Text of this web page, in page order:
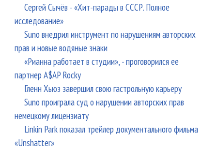
Сергей Сычёв - «Хит-парады в СССР. Полное
исследование»
Suno внедрил инструмент по нарушениям авторских
прав и новые водяные знаки
«Рианна работает в студии», - проговорился ее
партнер A$AP Rocky
Гленн Хьюз завершил свою гастрольную карьеру
Suno проиграла суд о нарушении авторских прав
немецкому лицензиату
Linkin Park показал трейлер документального фильма
«Unshatter»